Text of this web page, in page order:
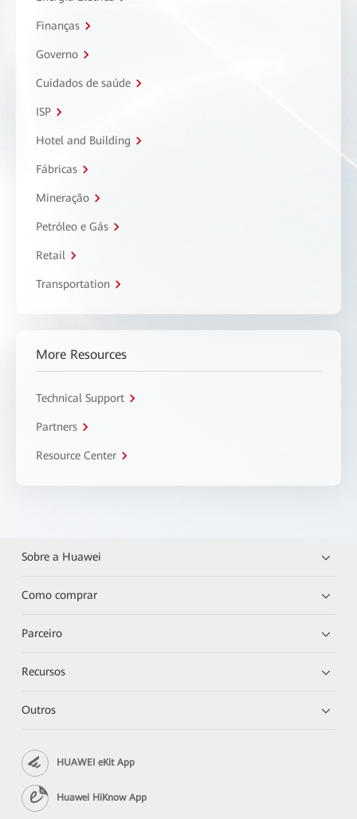
Finanças
Governo
Cuidados de saúde
ISP
Hotel and Building
Fábricas
Mineração
Petróleo e Gás
Retail
Transportation
More Resources
Technical Support
Partners
Resource Center
Sobre a Huawei
Como comprar
Parceiro
Recursos
Outros
HUAWEI eKit App
Huawei HiKnow App